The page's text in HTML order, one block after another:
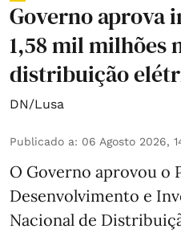
Governo aprova
1,58 mil milhões
distribuição
DN/Lusa
Publicado a: 06 Agosto 2026,
O Governo aprovou o
Desenvolvimento e
Nacional de